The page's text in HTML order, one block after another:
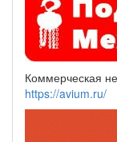
Коммерческая
https://avium.ru/